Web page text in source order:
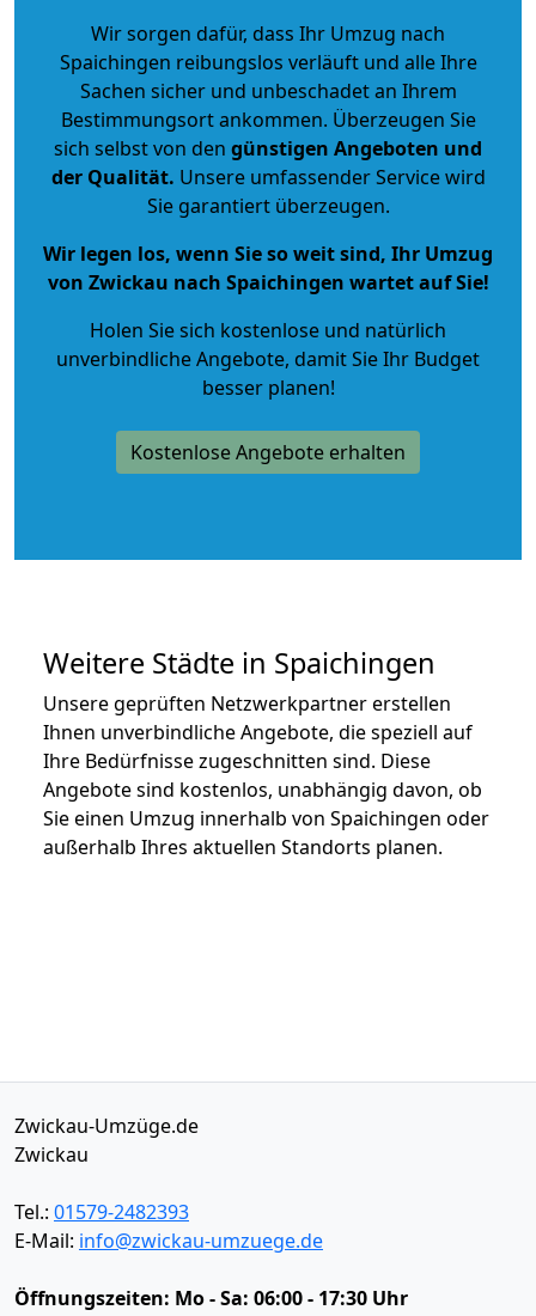
Wir sorgen dafür, dass Ihr Umzug nach
Spaichingen reibungslos verläuft und alle Ihre
Sachen sicher und unbeschadet an Ihrem
Bestimmungsort ankommen. Überzeugen Sie
sich selbst von den günstigen Angeboten und
der Qualität. Unsere umfassender Service wird
Sie garantiert überzeugen.
Wir legen los, wenn Sie so weit sind, Ihr Umzug
von Zwickau nach Spaichingen wartet auf Sie!
Holen Sie sich kostenlose und natürlich
unverbindliche Angebote, damit Sie Ihr Budget
besser planen!
Kostenlose Angebote erhalten
Weitere Städte in Spaichingen
Unsere geprüften Netzwerkpartner erstellen
Ihnen unverbindliche Angebote, die speziell auf
Ihre Bedürfnisse zugeschnitten sind. Diese
Angebote sind kostenlos, unabhängig davon, ob
Sie einen Umzug innerhalb von Spaichingen oder
außerhalb Ihres aktuellen Standorts planen.
Zwickau-Umzüge.de
Zwickau
Tel.: 01579-2482393
E-Mail: info@zwickau-umzuege.de
Öffnungszeiten: Mo - Sa: 06:00 - 17:30 Uhr